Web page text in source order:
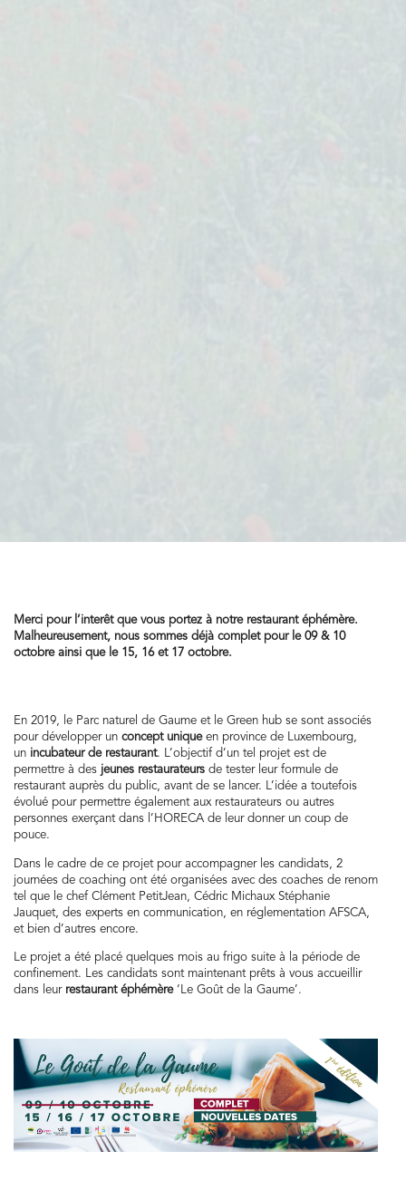
Merci pour l’interêt que vous portez à notre restaurant éphémère.
Malheureusement, nous sommes déjà complet pour le 09 & 10
octobre ainsi que le 15, 16 et 17 octobre.
En 2019, le Parc naturel de Gaume et le Green hub se sont associés
pour développer un concept uniqueen province de Luxembourg,
un incubateur de restaurant. L’objectif d’un tel projet est de
permettre à des jeunes restaurateurs de tester leur formule de
restaurant auprès du public, avant de se lancer. L’idée a toutefois
évolué pour permettre également aux restaurateurs ou autres
personnes exerçant dans l’HORECA de leur donner un coup de
pouce.
Dans le cadre de ce projet pour accompagner les candidats, 2
journées de coaching ont été organisées avec des coaches de renom
tel que le chef Clément PetitJean, Cédric Michaux Stéphanie
Jauquet, des experts en communication, en réglementation AFSCA,
et bien d’autres encore.
Le projet a été placé quelques mois au frigo suite à la période de
confinement. Les candidats sont maintenant prêts à vous accueillir
dans leur restaurant éphémère‘Le Goût de la Gaume’.